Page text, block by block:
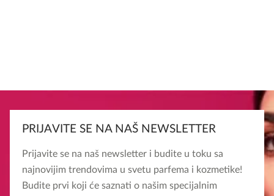
PRIJAVITE SE NA NAŠ NEWSLETTER
Prijavite se na naš newsletter i budite u toku sa
najnovijim trendovima u svetu parfema i kozmetike!
Budite prvi koji će saznati o našim specijalnim